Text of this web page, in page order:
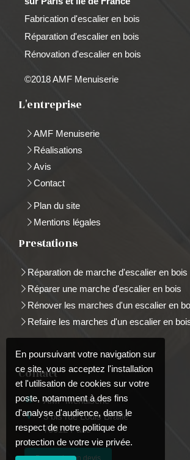
Fabrication d'escalier en bois
Réparation d'escalier en bois
Rénovation d'escalier en bois
©2018 AMF Menuiserie
L'entreprise
AMF Menuiserie
Réalisations
Avis
Contact
Plan du site
Mentions légales
Prestations
Réparation de marche d'escalier en bois
Réparer une marche d'escalier en bois
Rénover les marches d'un escalier en
Refaire les marches d'un escalier en
Contact
AMF Menuiserie
3 bis rue Louis Braille
75012 Paris
Demander un devis
En poursuivant votre navigation sur
ce site, vous acceptez l'installation
et l'utilisation de cookies sur votre
poste, notamment à des fins
d'analyse d'audience, dans le
respect de notre politique de
protection de votre vie privée.